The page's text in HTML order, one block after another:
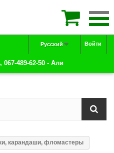
Войти
Русский
067-489-62-50 - Али
карандаши, фломастеры
